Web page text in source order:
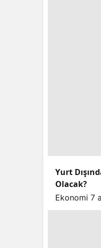
Yurt
Olacak?
Ekonomi 7